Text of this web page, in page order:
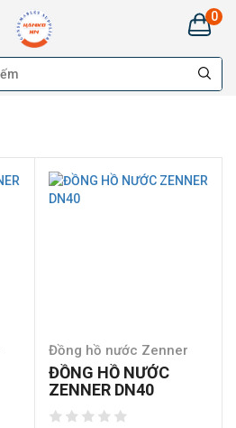
0
Đồng hồ nước Zenner
ĐỒNG HỒ NƯỚC
ZENNER DN40